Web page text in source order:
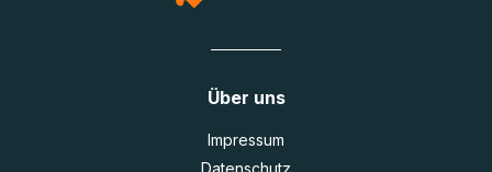
Über uns
Impressum